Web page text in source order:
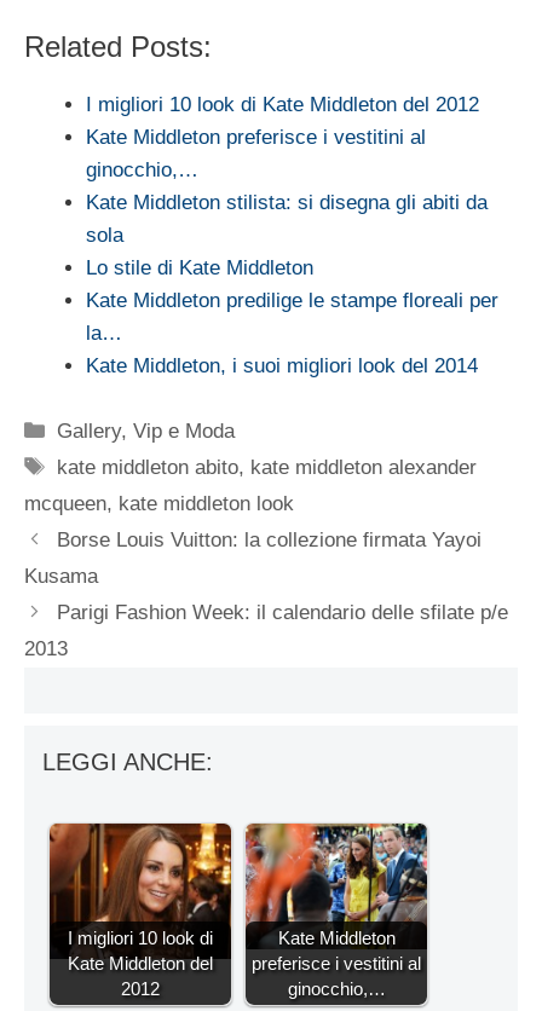
Related Posts:
I migliori 10 look di Kate Middleton del 2012
Kate Middleton preferisce i vestitini al
ginocchio,…
Kate Middleton stilista: si disegna gli abiti da
sola
Lo stile di Kate Middleton
Kate Middleton predilige le stampe floreali per
la…
Kate Middleton, i suoi migliori look del 2014
Categorie
Gallery,Vip e Moda
Tag
kate middleton abito, kate middleton alexander
mcqueen, kate middleton look
Borse Louis Vuitton: la collezione firmata Yayoi
Kusama
Parigi Fashion Week: il calendario delle sfilate p/e
2013
LEGGI ANCHE:
I migliori 10 look di
Kate Middleton del
2012
Kate Middleton
preferisce i vestitini al
ginocchio,…